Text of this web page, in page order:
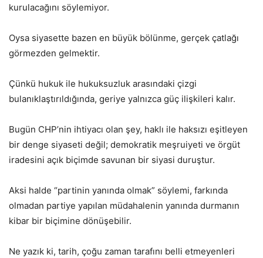
kurulacağını söylemiyor.
Oysa siyasette bazen en büyük bölünme, gerçek çatlağı
görmezden gelmektir.
Çünkü hukuk ile hukuksuzluk arasındaki çizgi
bulanıklaştırıldığında, geriye yalnızca güç ilişkileri kalır.
Bugün CHP’nin ihtiyacı olan şey, haklı ile haksızı eşitleyen
bir denge siyaseti değil; demokratik meşruiyeti ve örgüt
iradesini açık biçimde savunan bir siyasi duruştur.
Aksi halde “partinin yanında olmak” söylemi, farkında
olmadan partiye yapılan müdahalenin yanında durmanın
kibar bir biçimine dönüşebilir.
Ne yazık ki, tarih, çoğu zaman tarafını belli etmeyenleri